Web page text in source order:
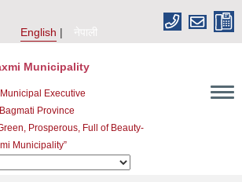
English
नेपाली
Municipality
Executive
Province
Prosperous, Full of Beauty-
Municipality”